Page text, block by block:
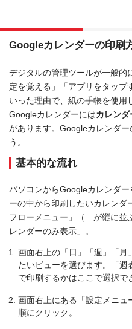
Googleカレンダーの印刷
デジタルの管理ツールが一般的
定を覚える」「アプリをタップ
いった理由で、紙の手帳を使用
Googleカレンダーにはカレン
があります。Googleカレンダ
う。
基本的な流れ
パソコンからGoogleカレンダ
ーの中から印刷したいカレンダ
フローメニュー」（…が縦に並
レンダーのみ表示」。
画面右上の「日」「週」「月
たいビューを選びます。「
で印刷するかはここで選択で
画面右上にある「設定メニュ
順にクリック。